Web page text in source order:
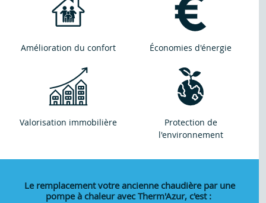
Amélioration du confort Économies d'énergie
Valorisation immobilière
Protection de
l'environnement
Le remplacement votre ancienne chaudière par une
pompe à chaleur avec Therm'Azur, c'est :